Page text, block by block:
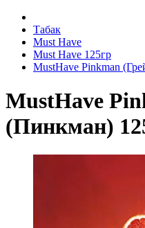
Табак
Must Have
Must Have 125гр
MustHave Pinkman
MustHave
(Пинкман)